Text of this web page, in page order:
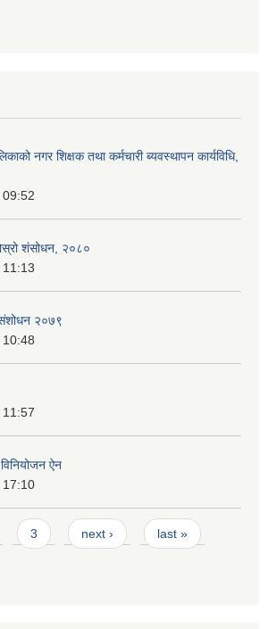
नगर शिक्षक तथा कर्मचारी ब्यवस्थापन कार्यविधि,
शंसोधन, २०८०
२०७९
ऐन
3 next › last »